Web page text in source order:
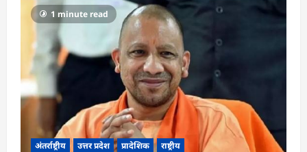
1 minute read
अंतर्राष्ट्रीय उत्तर प्रदेश प्रादेशिक राष्ट्रीय